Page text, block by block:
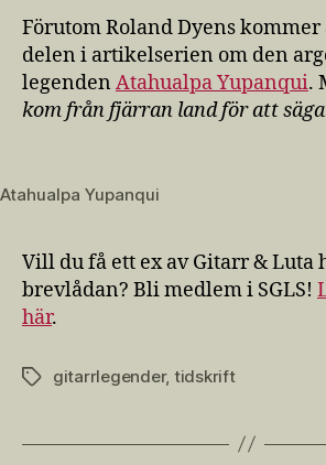
Förutom Roland Dyens
delen i artikelserien om den
legenden Atahualpa Yupanqui.
kom från fjärran land för att
Atahualpa Yupanqui
Vill du få ett ex av Gitarr & Luta
brevlådan? Bli medlem i SGLS!
här.
Etikettergitarrlegender, tidskrift